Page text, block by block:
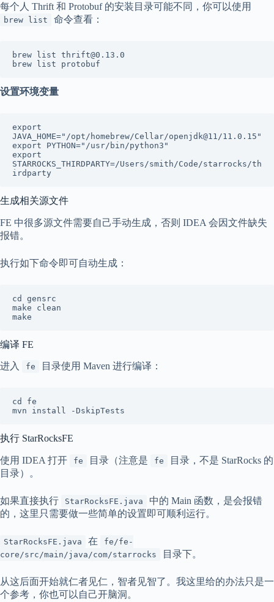
每个人 Thrift 和 Protobuf 的安装目录可能不同，你可以使用
brew list 命令查看：
brew list thrift@0.13.0
brew list protobuf
设置环境变量
export
JAVA_HOME="/opt/homebrew/Cellar/openjdk@11/11.0.15"
export PYTHON="/usr/bin/python3"
export
STARROCKS_THIRDPARTY=/Users/smith/Code/starrocks/th
irdparty
生成相关源文件
FE 中很多源文件需要自己手动生成，否则 IDEA 会因文件缺失
报错。
执行如下命令即可自动生成：
cd gensrc
make clean
make
编译 FE
进入 fe 目录使用 Maven 进行编译：
cd fe
mvn install -DskipTests
执行 StarRocksFE
使用 IDEA 打开 fe 目录（注意是 fe
目录，不是 StarRocks 的
目录）。
如果直接执行 StarRocksFE.java
中的 Main 函数，是会报错
的，这里只需要做一些简单的设置即可顺利运行。
StarRocksFE.java 在
fe/fe-
core/src/main/java/com/starrocks
目录下。
从这后面开始就仁者见仁，智者见智了。我这里给的办法只是一
个参考，你也可以自己开脑洞。